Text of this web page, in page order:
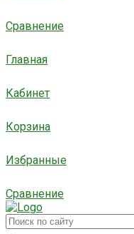
Сравнение
Главная
Кабинет
Корзина
Избранные
Сравнение